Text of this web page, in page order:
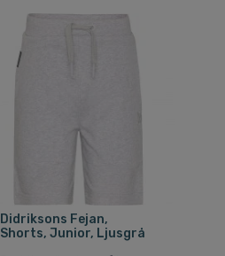
Didriksons Fejan,
Shorts, Junior, Ljusgrå